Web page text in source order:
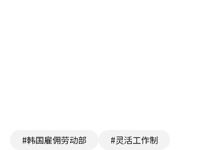
#韩国雇佣劳动部
#灵活工作制